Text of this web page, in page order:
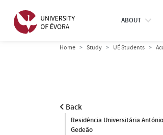
ABOUT
Home Study UÉ Students
Back
Residência Universitária António
Gedeão